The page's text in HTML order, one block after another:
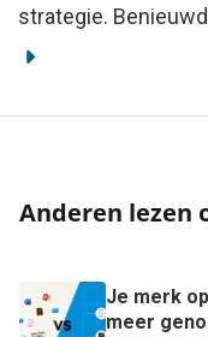
strategie.
Anderen lezen
Je merk
meer